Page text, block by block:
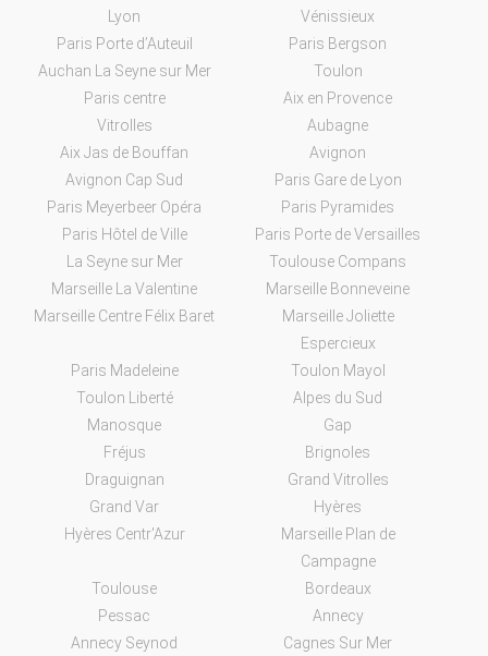
Lyon
Vénissieux
Paris Porte d’Auteuil
Paris Bergson
Auchan La Seyne sur Mer
Toulon
Paris centre
Aix en Provence
Vitrolles
Aubagne
Aix Jas de Bouffan
Avignon
Avignon Cap Sud
Paris Gare de Lyon
Paris Meyerbeer Opéra
Paris Pyramides
Paris Hôtel de Ville
Paris Porte de Versailles
La Seyne sur Mer
Toulouse Compans
Marseille La Valentine
Marseille Bonneveine
Marseille Centre Félix Baret
Marseille Joliette
Espercieux
Paris Madeleine
Toulon Mayol
Toulon Liberté
Alpes du Sud
Manosque
Gap
Fréjus
Brignoles
Draguignan
Grand Vitrolles
Grand Var
Hyères
Hyères Centr'Azur
Marseille Plan de
Campagne
Toulouse
Bordeaux
Pessac
Annecy
Annecy Seynod
Cagnes Sur Mer